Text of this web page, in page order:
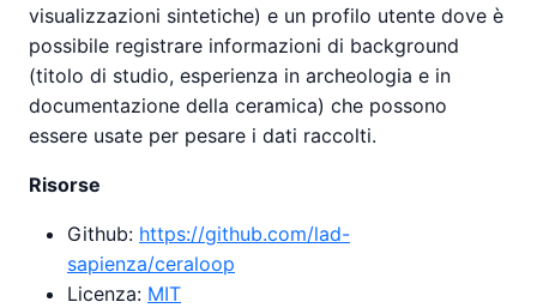
visualizzazioni sintetiche) e un profilo utente dove è
possibile registrare informazioni di background
(titolo di studio, esperienza in archeologia e in
documentazione della ceramica) che possono
essere usate per pesare i dati raccolti.
Risorse
Github: https://github.com/lad-
sapienza/ceraloop
Licenza: MIT